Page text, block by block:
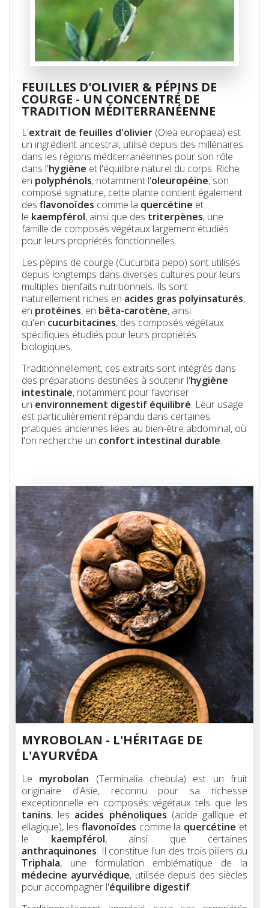
FEUILLES D'OLIVIER & PÉPINS DE
COURGE - UN CONCENTRÉ DE
TRADITION MÉDITERRANÉENNE
L'extrait de feuilles d'olivier (Olea europaea) est
un ingrédient ancestral, utilisé depuis des millénaires
dans les régions méditerranéennes pour son rôle
dans l'hygiène et l'équilibre naturel du corps. Riche
en polyphénols, notamment l'oleuropéine, son
composé signature, cette plante contient également
des flavonoïdes comme la quercétine et
le kaempférol, ainsi que des triterpènes, une
famille de composés végétaux largement étudiés
pour leurs propriétés fonctionnelles.
Les pépins de courge (Cucurbita pepo) sont utilisés
depuis longtemps dans diverses cultures pour leurs
multiples bienfaits nutritionnels. Ils sont
naturellement riches en acides gras polyinsaturés,
en protéines, en bêta-carotène, ainsi
qu'en cucurbitacines, des composés végétaux
spécifiques étudiés pour leurs propriétés
biologiques.
Traditionnellement, ces extraits sont intégrés dans
des préparations destinées à soutenir l'hygiène
intestinale, notamment pour favoriser
un environnement digestif équilibré. Leur usage
est particulièrement répandu dans certaines
pratiques anciennes liées au bien-être abdominal, où
l'on recherche un confort intestinal durable.
MYROBOLAN - L'HÉRITAGE DE
L'AYURVÉDA
Le myrobolan (Terminalia chebula) est un fruit
originaire d'Asie, reconnu pour sa richesse
exceptionnelle en composés végétaux tels que les
tanins, les acides phénoliques (acide gallique et
ellagique), les flavonoïdes comme la quercétine et
le kaempférol, ainsi que certaines
anthraquinones. Il constitue l'un des trois piliers du
Triphala, une formulation emblématique de la
médecine ayurvédique, utilisée depuis des siècles
pour accompagner l'équilibre digestif.